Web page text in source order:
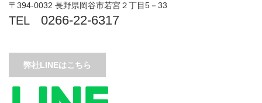
〒394-0032 長野県岡谷市若宮２丁目5－33
TEL 0266-22-6317
弊社LINEはこちら